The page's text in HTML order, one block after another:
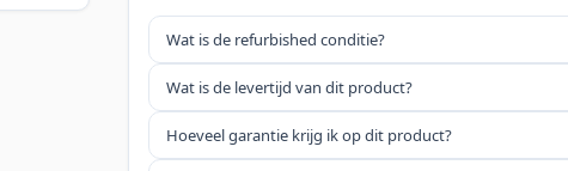
Wat is de refurbished conditie?
Wat is de levertijd van dit product?
Hoeveel garantie krijg ik op dit product?